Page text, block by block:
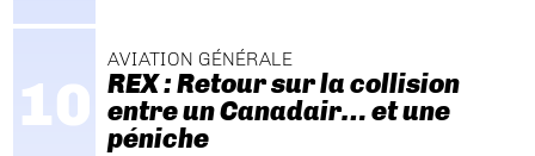
AVIATION GÉNÉRALE
REX : Retour sur la collision
entre un Canadair… et une
péniche